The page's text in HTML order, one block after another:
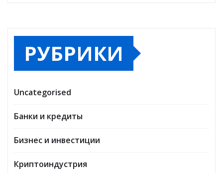
РУБРИКИ
Uncategorised
Банки и кредиты
Бизнес и инвестиции
Криптоиндустрия